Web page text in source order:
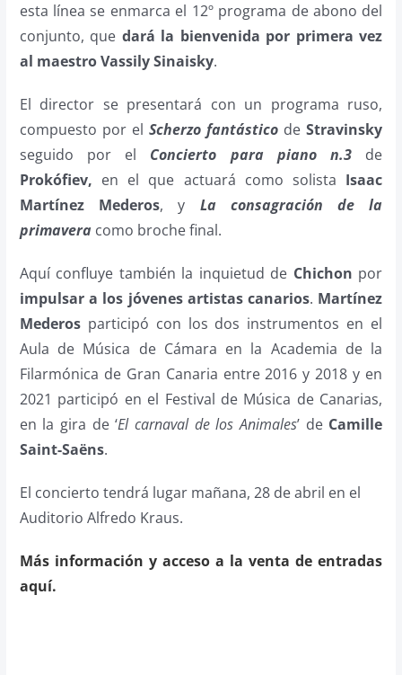
esta línea se enmarca el 12º programa de abono del
conjunto, que dará la bienvenida por primera vez
al maestro Vassily Sinaisky.
El director se presentará con un programa ruso,
compuesto por el Scherzo fantástico deStravinsky
seguido por el Concierto para piano n.3 de
Prokófiev, en el que actuará como solista Isaac
Martínez Mederos, y La consagración de la
primaveracomo broche final.
Aquí confluye también la inquietud de Chichon por
impulsar a los jóvenes artistas canarios. Martínez
Mederosparticipó con los dos instrumentos en el
Aula de Música de Cámara en la Academia de la
Filarmónica de Gran Canaria entre 2016 y 2018 y en
2021 participó en el Festival de Música de Canarias,
en la gira de ‘El carnaval de los Animales’ de Camille
Saint-Saëns.
El concierto tendrá lugar mañana, 28 de abril en el
Auditorio Alfredo Kraus.
Más información y acceso a la venta de entradas
aquí.